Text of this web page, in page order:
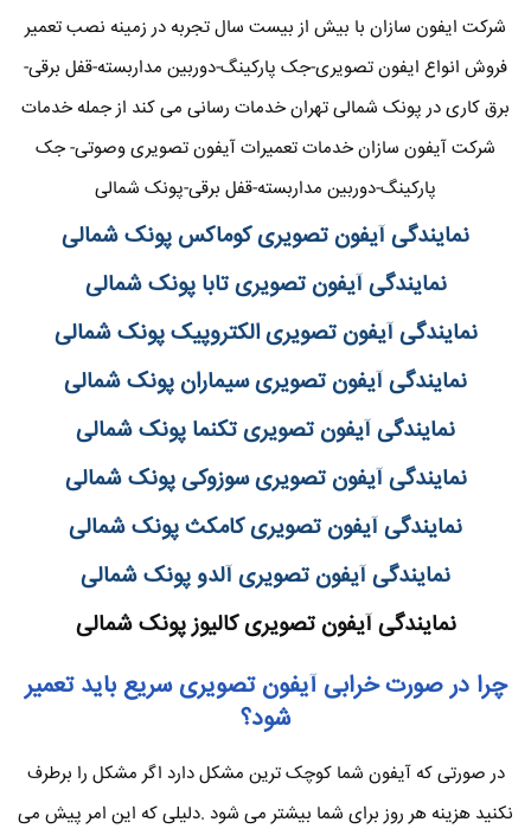
شرکت ایفون سازان با بیش از بیست سال تجربه در زمینه نصب تعمیر
فروش انواع ایفون تصویری-جک پارکینگ-دوربین مداربسته-قفل برقی-
برق کاری در پونک شمالی تهران خدمات رسانی می کند از جمله خدمات
شرکت آیفون سازان خدمات تعمیرات آیفون تصویری وصوتی- جک
پارکینگ-دوربین مداربسته-قفل برقی-پونک شمالی
نمایندگی آیفون تصویری کوماکس پونک شمالی
نمایندگی آیفون تصویری تابا پونک شمالی
نمایندگی آیفون تصویری الکتروپیک پونک شمالی
نمایندگی آیفون تصویری سیماران پونک شمالی
نمایندگی آیفون تصویری تکنما پونک شمالی
نمایندگی آیفون تصویری سوزوکی پونک شمالی
نمایندگی آیفون تصویری کامکث پونک شمالی
نمایندگی آیفون تصویری آلدو پونک شمالی
نمایندگی آیفون تصویری کالیوز پونک شمالی
چرا در صورت خرابی آیفون تصویری سریع باید تعمیر
شود؟
در صورتی که آیفون شما کوچک ترین مشکل دارد اگر مشکل را برطرف
نکنید هزینه هر روز برای شما بیشتر می شود .دلیلی که این امر پیش می